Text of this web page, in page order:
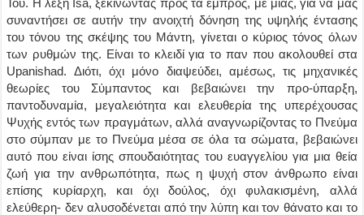
Του. Η λέξη Isa, ξεκινώντας προς τα εμπρός, με μιας, για να μας
συναντήσει σε αυτήν την ανοιχτή δόνηση της υψηλής έντασης
του τόνου της σκέψης του Μάντη, γίνεται ο κύριος τόνος όλων
των ρυθμών της. Είναι το κλειδί για το παν που ακολουθεί στα
Upanishad. Διότι, όχι μόνο διαψεύδει, αμέσως, τις μηχανικές
θεωρίες του Σύμπαντος και βεβαιώνει την προ-ύπαρξη,
παντοδυναμία, μεγαλειότητα και ελευθερία της υπερέχουσας
Ψυχής εντός των πραγμάτων, αλλά αναγνωρίζοντας το Πνεύμα
στο σύμπαν με το Πνεύμα μέσα σε όλα τα σώματα, βεβαιώνει
αυτό που είναι ίσης σπουδαιότητας του ευαγγελίου για μια θεία
ζωή για την ανθρωπότητα, πως η ψυχή στον άνθρωπο είναι
επίσης κυρίαρχη, και όχι δούλος, όχι φυλακισμένη, αλλά
ελεύθερη- δεν αλυσοδένεται από την λύπη και τον θάνατο και το